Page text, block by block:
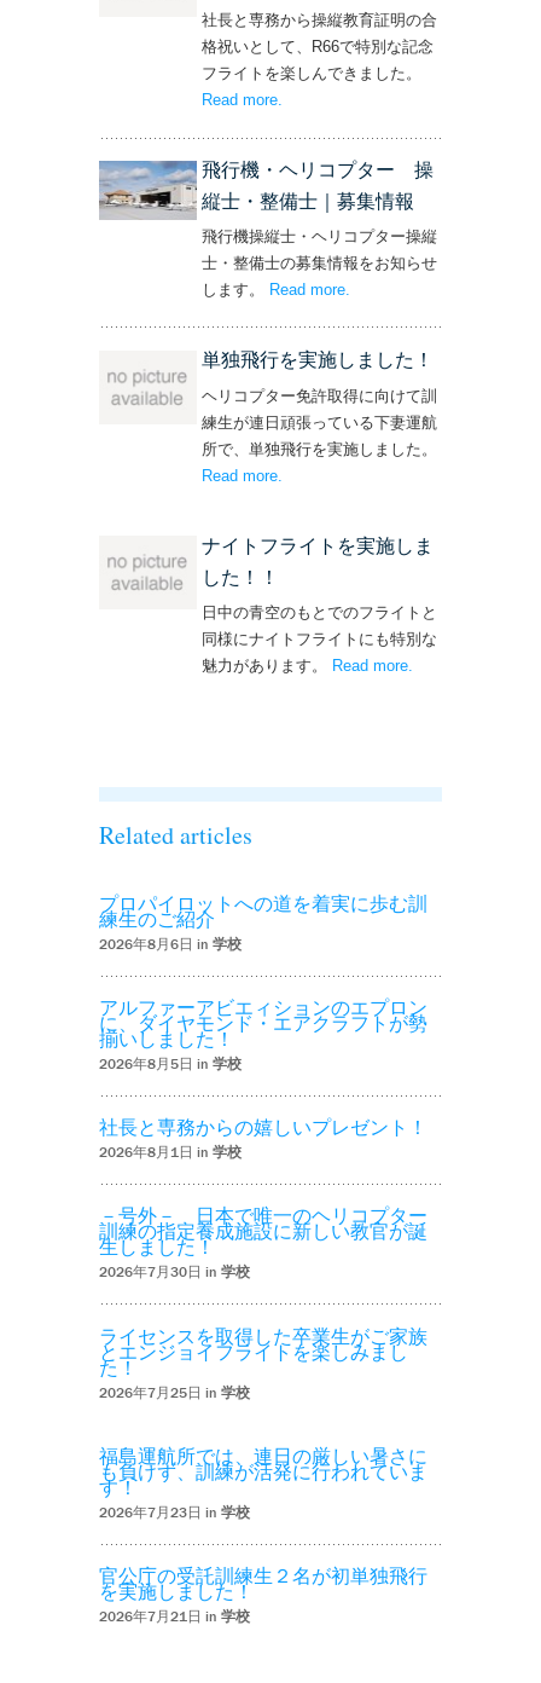
社長と専務から操縦教育証明の合
格祝いとして、R66で特別な記念
フライトを楽しんできました。
Read more– ‘社長と専務からの嬉しいプレゼン
.
飛行機・ヘリコプター 操
縦士・整備士｜募集情報
飛行機操縦士・ヘリコプター操縦
士・整備士の募集情報をお知らせ
します。
Read more– ‘飛行機・ヘリコプター
.
単独飛行を実施しました！
ヘリコプター免許取得に向けて訓
練生が連日頑張っている下妻運航
所で、単独飛行を実施しました。
Read more
ナイトフライトを実施しま
した！！
日中の青空のもとでのフライトと
同様にナイトフライトにも特別な
魅力があります。
Read more– ‘ナイトフライト
.
Related articles
プロパイロットへの道を着実に歩む訓
練生のご紹介
2026年8月6日 in 学校
アルファーアビエィションのエプロン
に、ダイヤモンド・エアクラフトが勢
揃いしました！
2026年8月5日 in 学校
社長と専務からの嬉しいプレゼント！
2026年8月1日 in 学校
－号外－ 日本で唯一のヘリコプター
訓練の指定養成施設に新しい教官が誕
生しました！
2026年7月30日 in 学校
ライセンスを取得した卒業生がご家族
とエンジョイフライトを楽しみまし
た！
2026年7月25日 in 学校
福島運航所では、連日の厳しい暑さに
も負けず、訓練が活発に行われていま
す！
2026年7月23日 in 学校
官公庁の受託訓練生２名が初単独飛行
を実施しました！
2026年7月21日 in 学校